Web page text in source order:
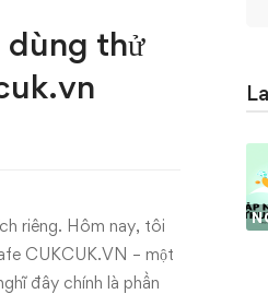
dùng thử
riêng. Hôm nay, tôi
CUKCUK.VN – một
đây chính là phần